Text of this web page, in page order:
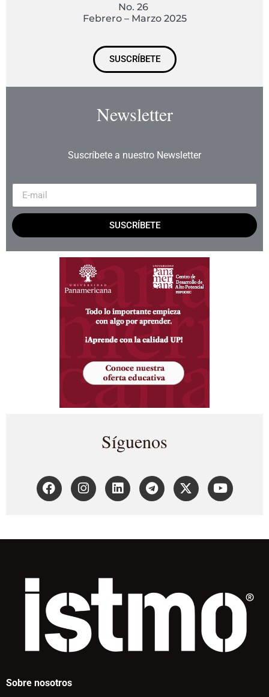
No. 26
Febrero – Marzo 2025
SUSCRÍBETE
Newsletter
Suscríbete a nuestro Newsletter
SUSCRÍBETE
Síguenos
Sobre nosotros